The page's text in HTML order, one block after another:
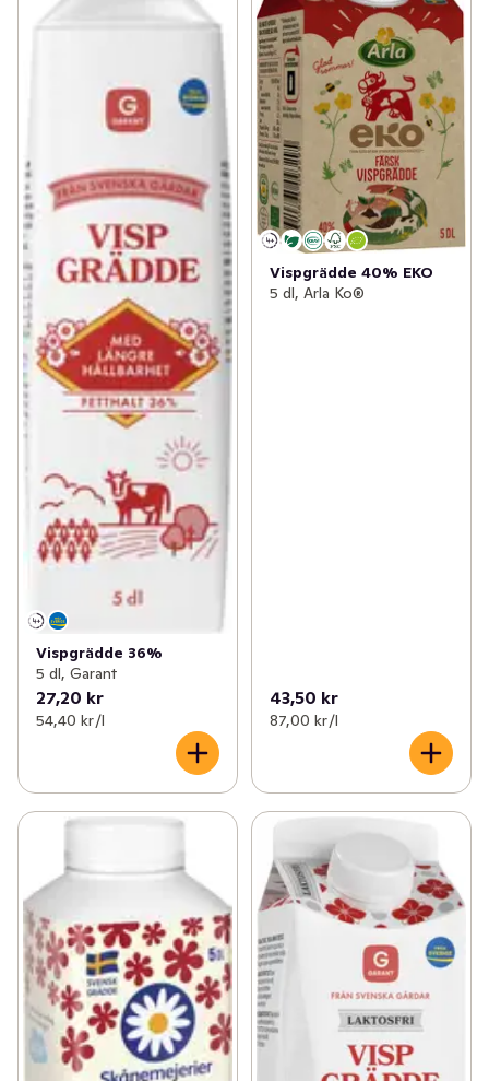
Vispgrädde 36%
5 dl, Garant
27,20 kr
54,40 kr /l
Vispgrädde 40% EKO
5 dl, Arla Ko®
43,50 kr
87,00 kr /l